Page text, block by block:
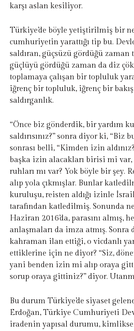
karşı aslan kesiliyor.
Türkiye’de böyle yetiştirilmiş bir
cumhuriyetin yarattığı tip bu.
saldıran, güçsüzü gördüğü zaman
güçlüyü gördüğü zaman da diz
toplamaya çalışan bir topluluk
iğrenç bir topluluk, iğrenç bir bakış
saldırganlık.
“Önce biz gönderdik, bir yardım
saldırısınız?” sonra diyor ki, “Biz
sonrası belli, “Kimden izin
başka izin alacakları birisi mi var,
ruhları mı var? Yok böyle bir şey.
alıp yola çıkmışlar. Bunlar
kuruluşu, reisten aldığı izinle
tarafından katledilmiş. Sonunda
Haziran 2016’da, parasını almış,
anlaşmaları da imza atmış. Sonra
kahraman ilan ettiği, o vicdanlı
ettiklerine için ne diyor? “Siz,
yani benden izin mi alıp oraya
sorup oraya gittiniz?” diyor.
Bu durum Türkiye’de siyaset
Erdoğan, Türkiye Cumhuriyeti
iradenin yapısal durumu,